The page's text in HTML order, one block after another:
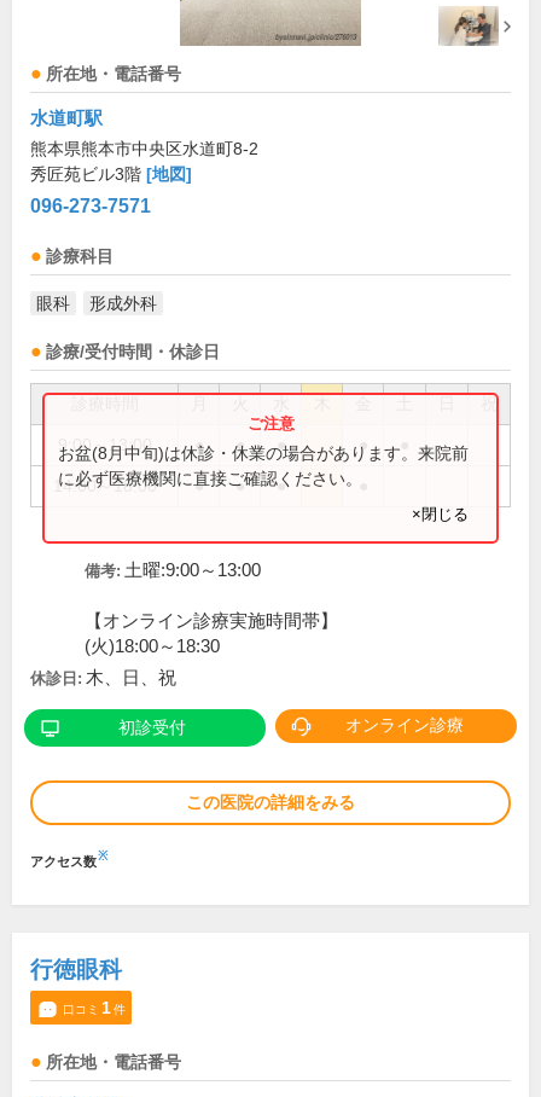
所在地・電話番号
水道町駅
熊本県熊本市中央区水道町8-2
秀匠苑ビル3階 [地図]
096-273-7571
診療科目
眼科 形成外科
診療/受付時間・休診日
祝
9:00～13:00 ● ● ● ●
14:00～18:00 ● ● ●
お盆(8月中旬)は休診・休業の場合があります。来院前
に必ず医療機関に直接ご確認ください。
×閉じる
備考: 土曜:9:00～13:00
【オンライン診療実施時間帯】
(火)18:00～18:30
休診日: 木、日、祝
初診受付 オンライン診療
この医院の詳細をみる
アクセス数※
行徳眼科
口コミ 1件
所在地・電話番号